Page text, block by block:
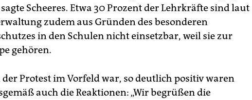
Scheeres. Etwa 30 Prozent der Lehrkräfte sind laut
zudem aus Gründen des besonderen
in den Schulen nicht einsetzbar, weil sie zur
gehören.
der Protest im Vorfeld war, so deutlich positiv waren
auch die Reaktionen: „Wir begrüßen die